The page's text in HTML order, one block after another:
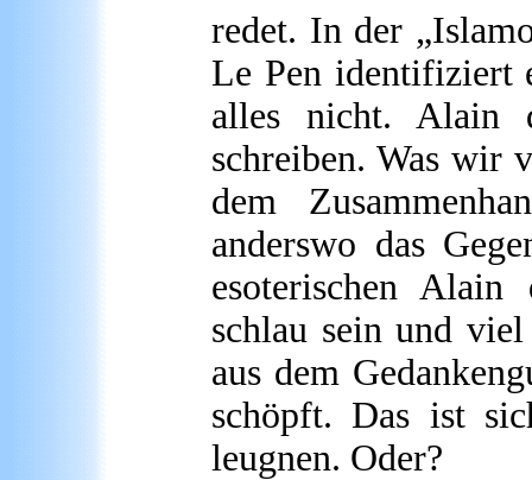
redet. In der
Le Pen identifiziert
alles nicht.
schreiben. Was wir
dem
anderswo das
esoterischen
schlau sein und
aus dem
schöpft. Das ist
leugnen. Oder?